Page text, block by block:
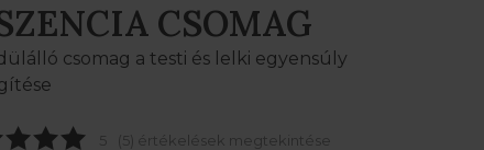
CSOMAG
csomag a testi és lelki egyensúly
5 (5) értékelések megtekintése